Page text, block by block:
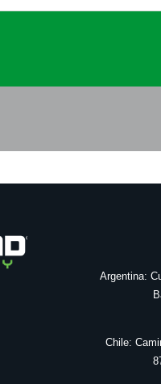
Argentina:
Chile: